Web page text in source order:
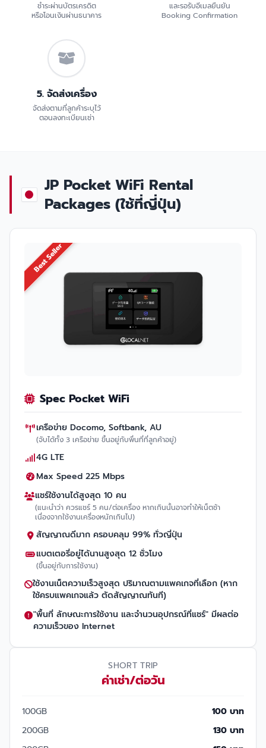
ชำระผ่านบัตรเครดิต
หรือโอนเงินผ่านธนาคาร
และรอรับอีเมลยืนยัน
Booking Confirmation
5. จัดส่งเครื่อง
จัดส่งตามที่ลูกค้าระบุไว้
ตอนลงทะเบียนเช่า
JP Pocket WiFi Rental
Packages (ใช้ที่ญี่ปุ่น)
Best Seller
Spec Pocket WiFi
เครือข่าย Docomo, Softbank, AU
(จับได้ทั้ง 3 เครือข่าย ขึ้นอยู่กับพื่นที่ที่ลูกค้าอยู่)
4G LTE
Max Speed 225 Mbps
แชร์ใช้งานได้สูงสุด 10 คน
(แนะนำว่า ควรแชร์ 5 คน/ต่อเครื่อง หากเกินนั้นอาจทำให้เน็ตช้า
เนื่องจากใช้งานเครื่องหนักเกินไป)
สัญญาณดีมาก ครอบคลุม 99% ทั่วญี่ปุ่น
แบตเตอรี่อยู่ได้นานสูงสุด 12 ชั่วโมง
(ขึ้นอยู่กับการใช้งาน)
ใช้งานเน็ตความเร็วสูงสุด ปริมาณตามแพคเกจที่เลือก (หาก
ใช้ครบแพคเกจแล้ว ตัดสัญญาณทันที)
"พื้นที่ ลักษณะการใช้งาน และจำนวนอุปกรณ์ที่แชร์" มีผลต่อ
ความเร็วของ Internet
SHORT TRIP
ค่าเช่า/ต่อวัน
100GB
100 บาท
200GB
130 บาท